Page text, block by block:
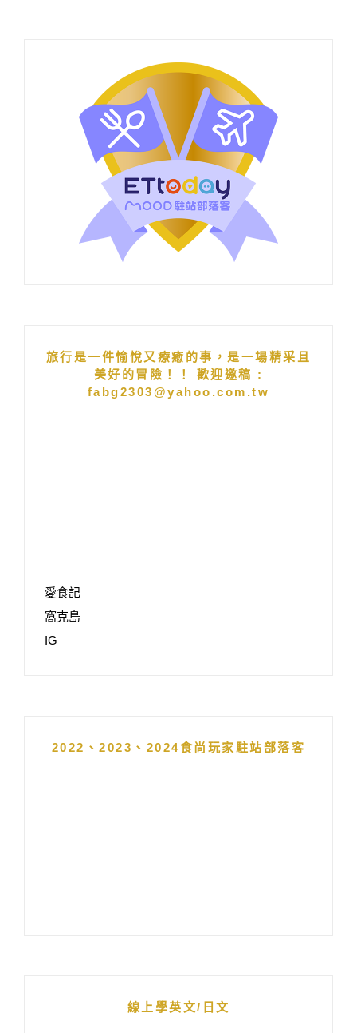
旅行是一件愉悅又療癒的事，是一場精采且
美好的冒險！！ 歡迎邀稿 :
fabg2303@yahoo.com.tw
愛食記
窩克島
IG
2022、2023、2024食尚玩家駐站部落客
線上學英文/日文